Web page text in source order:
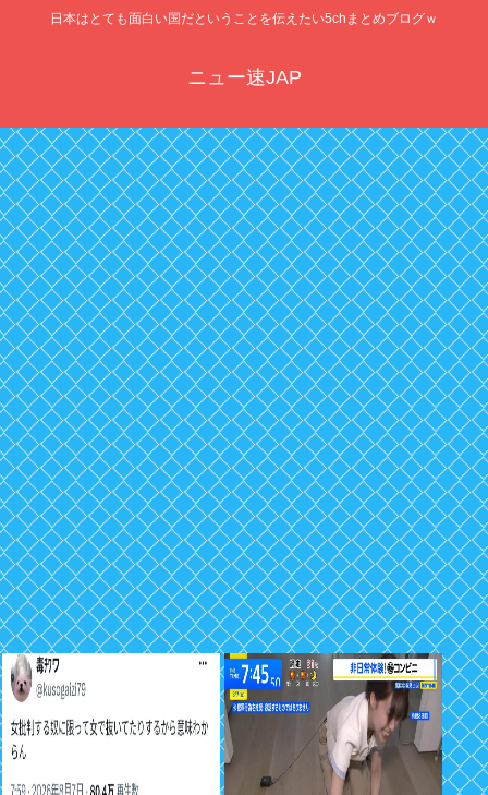
日本はとても面白い国だということを伝えたい5chまとめブログｗ
ニュー速JAP